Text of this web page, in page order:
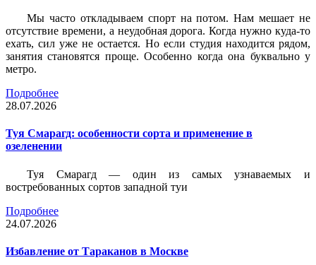
Мы часто откладываем спорт на потом. Нам мешает не
отсутствие времени, а неудобная дорога. Когда нужно куда-то
ехать, сил уже не остается. Но если студия находится рядом,
занятия становятся проще. Особенно когда она буквально у
метро.
Подробнее
28.07.2026
Туя Смарагд: особенности сорта и применение в
озеленении
Туя Смарагд — один из самых узнаваемых и
востребованных сортов западной туи
Подробнее
24.07.2026
Избавление от Тараканов в Москве